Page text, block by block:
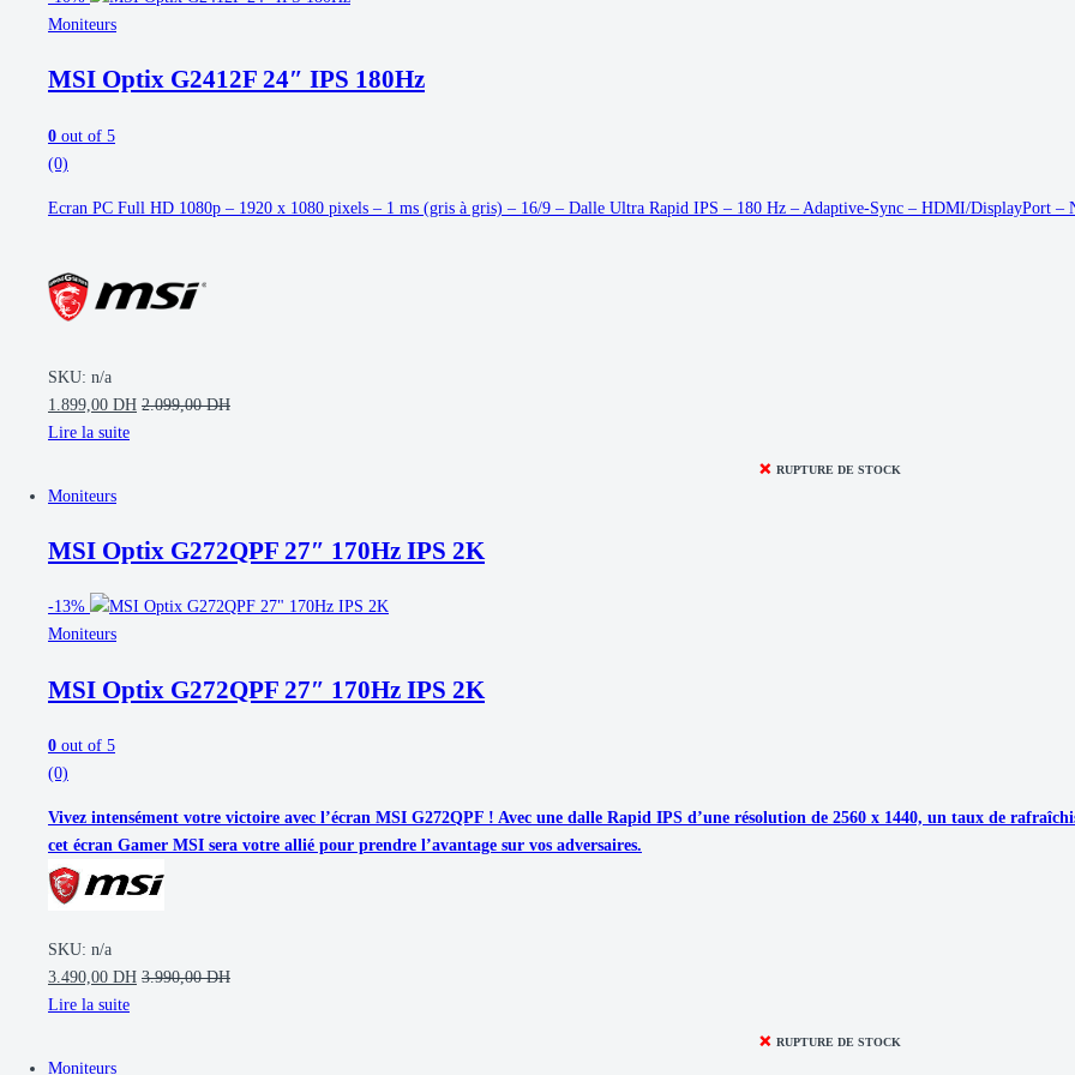
Moniteurs
MSI Optix G2412F 24″ IPS 180Hz
0 out of 5
(0)
Ecran PC Full HD 1080p – 1920 x 1080 pixels – 1 ms (gris à gris) – 16/9 – Dalle Ultra Rapid IPS – 180 Hz – Adaptive-Sync – HDMI/DisplayPort –
SKU: n/a
1.899,00 DH 2.099,00DH
Lire la suite
❌ RUPTURE DE STOCK
Moniteurs
MSI Optix G272QPF 27″ 170Hz IPS 2K
-13%
Moniteurs
MSI Optix G272QPF 27″ 170Hz IPS 2K
0 out of 5
(0)
Vivez intensément votre victoire avec l’écran MSI G272QPF ! Avec une dalle Rapid IPS d’une résolution de 2560 x 1440, un taux de
cet écran Gamer MSI sera votre allié pour prendre l’avantage sur vos adversaires.
SKU: n/a
3.490,00 DH 3.990,00DH
Lire la suite
❌ RUPTURE DE STOCK
Moniteurs